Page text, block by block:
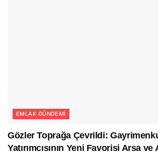
EMLAK GÜNDEMI
Gözler Toprağa Çevrildi:
Yatırımcısının Yeni Favorisi Arsa